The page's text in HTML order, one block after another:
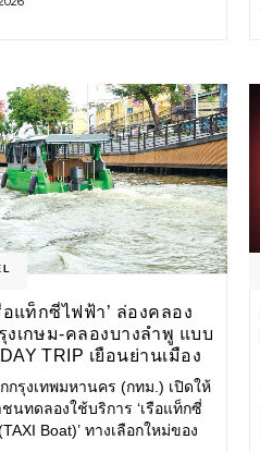
ที่ถือกำเนิดเมื่อกว่าครึ่งศตวรรษ
อแท็กซี่ไฟฟ้า’ ล่องคลอง
งเกษม-คลองบางลำพู แบบ
TRIP เยือนย่านเมือง
ที่ยววิถีสโลว์ไลฟ์แบบรักษ์
ก
กรุงเทพมหานคร (กทม.) เปิดให้
นทดลองใช้บริการ ‘เรือแท็กซี่
Boat)’ ทางเลือกใหม่ของ